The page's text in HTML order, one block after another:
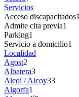
Servicios
Acceso discapacitados1
Admite cita previa1
Parking1
Servicio a domicilio1
Localidad
Agost2
Albatera3
Alcoi / Alcoy33
Algorfa1